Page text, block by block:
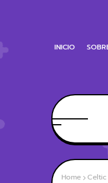
INICIO
Home Celtic